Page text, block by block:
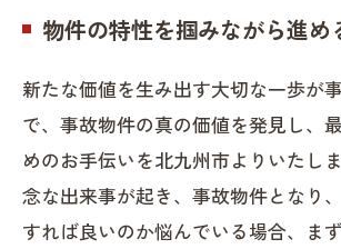
物件の特性を掴みながら進め
新たな価値を生み出す大切な一歩が
で、事故物件の真の価値を発見し、
めのお手伝いを北九州市よりいたし
念な出来事が起き、事故物件となり
すれば良いのか悩んでいる場合、ま